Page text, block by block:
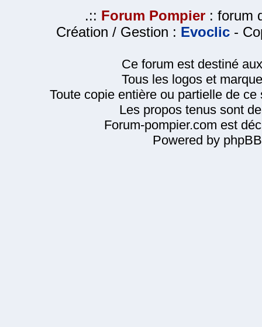
.:: Forum Pompier : forum
Création / Gestion : Evoclic -
Ce forum est destiné
Tous les logos et
Toute copie entière ou partielle de
Les propos tenus sont
Forum-pompier.com est
Powered by